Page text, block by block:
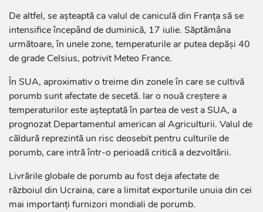
De altfel, se așteaptă ca valul de caniculă din Franţa să se
intensifice începând de duminică, 17 iulie. Săptămâna
următoare, în unele zone, temperaturile ar putea depăşi 40
de grade Celsius, potrivit Meteo France.
În SUA, aproximativ o treime din zonele în care se cultivă
porumb sunt afectate de secetă. Iar o nouă creștere a
temperaturilor este așteptată în partea de vest a SUA, a
prognozat Departamentul american al Agriculturii. Valul de
căldură reprezintă un risc deosebit pentru culturile de
porumb, care intră într-o perioadă critică a dezvoltării.
Livrările globale de porumb au fost deja afectate de
războiul din Ucraina, care a limitat exporturile unuia din cei
mai importanţi furnizori mondiali de porumb.